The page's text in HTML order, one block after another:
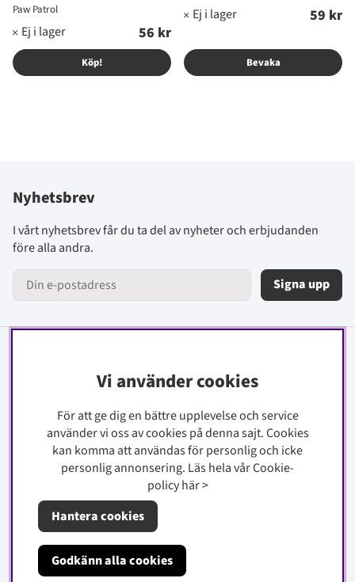
Paw Patrol
56 kr
Köp!
59 kr
Bevaka
Nyhetsbrev
I vårt nyhetsbrev får du ta del av nyheter och erbjudanden
före alla andra.
Signa upp
Integritetspolicy
Cookiepolicy
Om oss
Vi använder cookies
För att ge dig en bättre upplevelse och service
använder vi oss av cookies på denna sajt.Cookies
kan komma att användas för personlig och icke
personlig annonsering. Läs hela vår Cookie-
policyhär>
Hantera cookies
Godkänn alla cookies